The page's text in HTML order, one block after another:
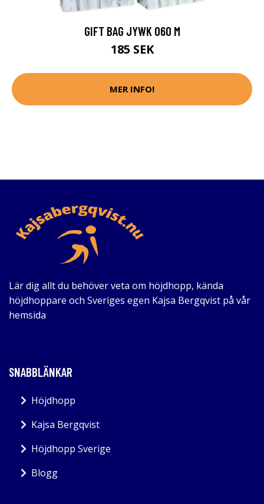
GIFT BAG JYWK 060 M
185 SEK
MER INFO!
Lär dig allt du behöver veta om höjdhopp, kända
höjdhoppare och Sveriges egen Kajsa Bergqvist på vår
hemsida
SNABBLÄNKAR
Höjdhopp
Kajsa Bergqvist
Höjdhopp Sverige
Blogg